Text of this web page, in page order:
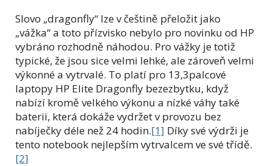
Slovo „dragonfly“ lze v češtině přeložit jako
„vážka“ a toto přízvisko nebylo pro novinku od HP
vybráno rozhodně náhodou. Pro vážky je totiž
typické, že jsou sice velmi lehké, ale zároveň velmi
výkonné a vytrvalé. To platí pro 13,3palcové
laptopy HP Elite Dragonfly bezezbytku, když
nabízí kromě velkého výkonu a nízké váhy také
baterii, která dokáže vydržet v provozu bez
nabíječky déle než 24 hodin.[1] Díky své výdrži je
tento notebook nejlepším vytrvalcem ve své třídě.
[2]